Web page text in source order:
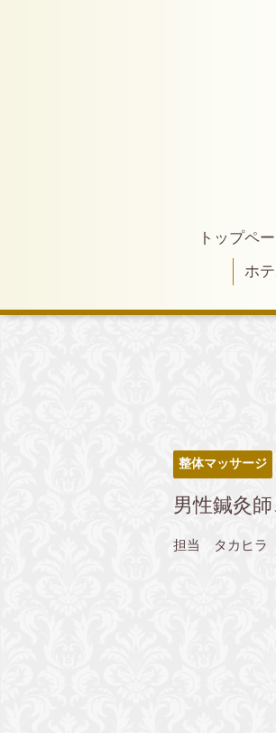
トップペ
ホ
整体マッサージ
男性鍼灸
担当 タカヒラ